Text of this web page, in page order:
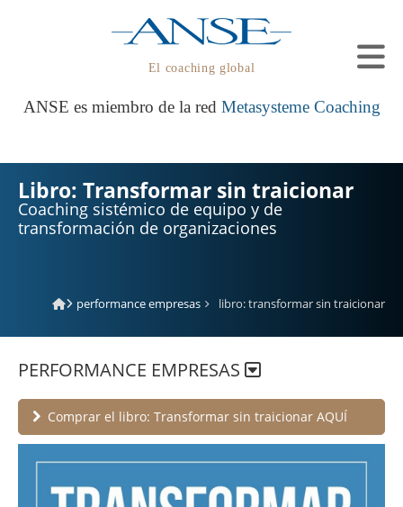
El coaching global
ANSE es miembro de la red Metasysteme Coaching
Libro: Transformar sin traicionar
Coaching sistémico de equipo y de
transformación de organizaciones
performance empresas libro: transformar sin traicionar
PERFORMANCE EMPRESAS
Comprar el libro: Transformar sin traicionar AQUÍ